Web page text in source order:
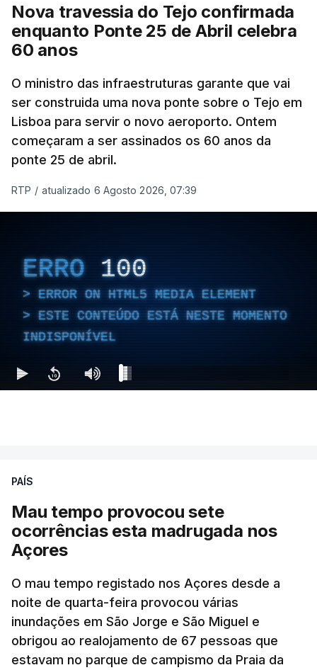
Nova travessia do Tejo confirmada
enquanto Ponte 25 de Abril celebra
60 anos
O ministro das infraestruturas garante que vai
ser construida uma nova ponte sobre o Tejo em
Lisboa para servir o novo aeroporto. Ontem
começaram a ser assinados os 60 anos da
ponte 25 de abril.
RTP / atualizado 6 Agosto 2026, 07:39
ERRO 100
ERROR ON HTML5 MEDIA ELEMENT
ESTE CONTEÚDO ESTÁ NESTE MOMENTO
INDISPONÍVEL
PAÍS
Mau tempo provocou sete
ocorrências esta madrugada nos
Açores
O mau tempo registado nos Açores desde a
noite de quarta-feira provocou várias
inundações em São Jorge e São Miguel e
obrigou ao realojamento de 67 pessoas que
estavam no parque de campismo da Praia da